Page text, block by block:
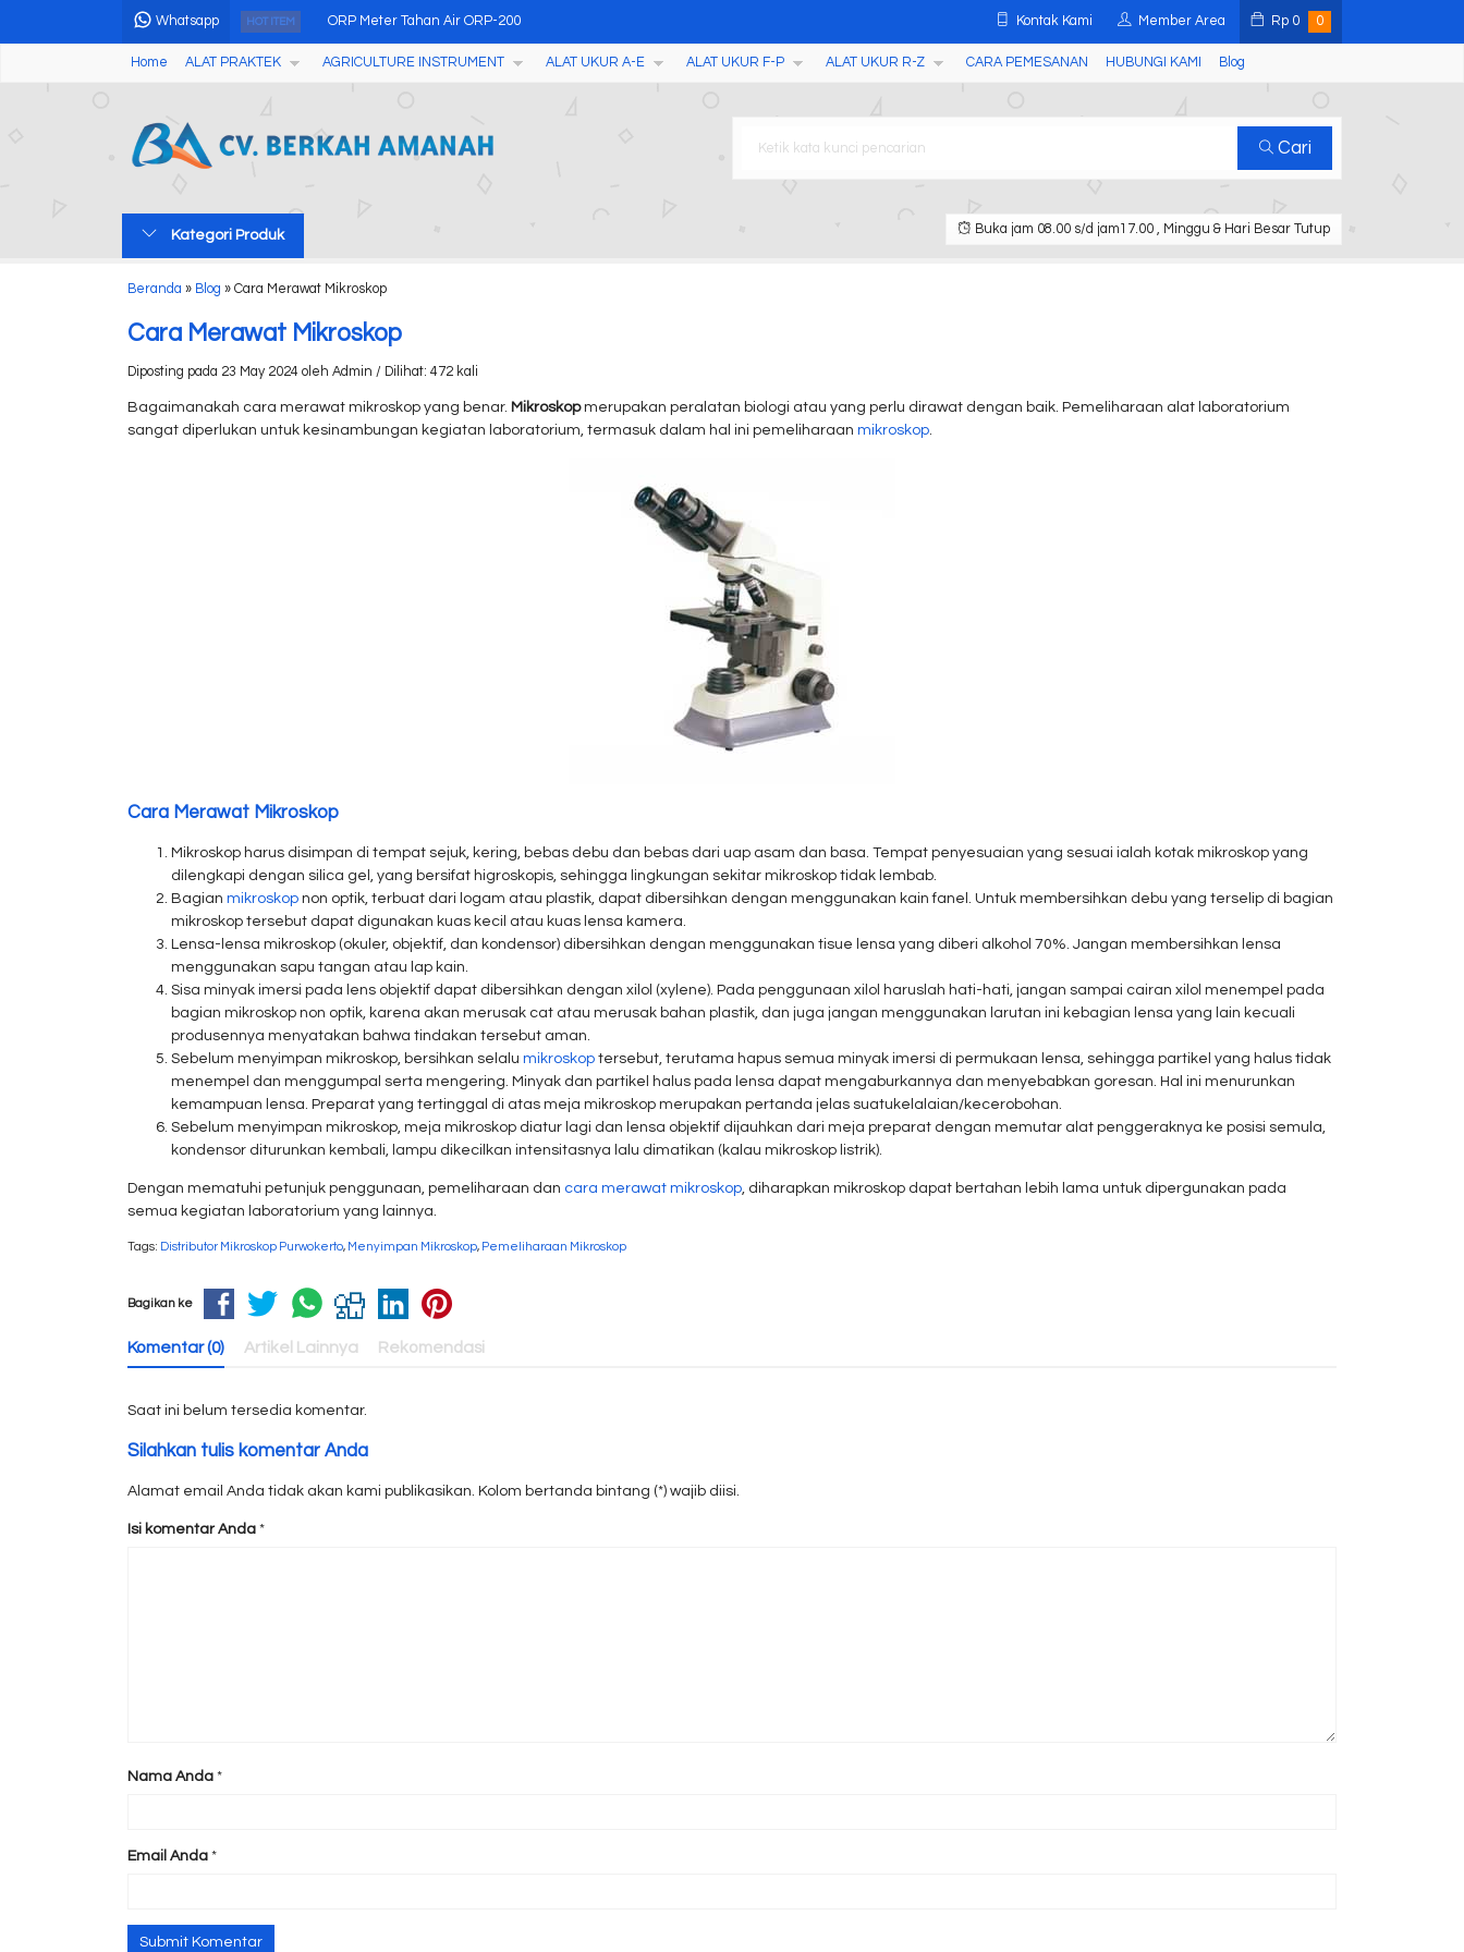
Whatsapp HOT ITEM ORP Meter Tahan Air ORP-200
Micro Spectrophotometer AMS002
Colony Counter AMC-003
Chemical Oxygen Demand Tester (COD) COD-571
Leeb Hardness Tester AMT67D AMT67DL
Kontak Kami Member Area Rp 0 0
Home ALAT PRAKTEK AGRICULTURE INSTRUMENT ALAT UKUR A-E ALAT UKUR F-P ALAT UKUR R-Z CARA PEMESANAN HUBUNGI KAMI Blog
Cari
Kategori Produk Buka jam 08.00 s/d jam17.00 , Minggu & Hari Besar Tutup
Beranda » Blog » Cara Merawat Mikroskop
Cara Merawat Mikroskop
Diposting pada 23 May 2024 oleh Admin / Dilihat: 472 kali
Bagaimanakah cara merawat mikroskop yang benar. Mikroskopmerupakan peralatan biologi atau yang perlu dirawat dengan baik. Pemeliharaan alat laboratorium
sangat diperlukan untuk kesinambungan kegiatan laboratorium, termasuk dalam hal ini pemeliharaan mikroskop.
Cara Merawat Mikroskop
Mikroskop harus disimpan di tempat sejuk, kering, bebas debu dan bebas dari uap asam dan basa. Tempat penyesuaian yang sesuai ialah kotak mikroskop yang
dilengkapi dengan silica gel, yang bersifat higroskopis, sehingga lingkungan sekitar mikroskop tidak lembab.
Bagian mikroskop non optik, terbuat dari logam atau plastik, dapat dibersihkan dengan menggunakan kain fanel. Untuk membersihkan debu yang terselip di bagian
mikroskop tersebut dapat digunakan kuas kecil atau kuas lensa kamera.
Lensa-lensa mikroskop (okuler, objektif, dan kondensor) dibersihkan dengan menggunakan tisue lensa yang diberi alkohol 70%. Jangan membersihkan lensa
menggunakan sapu tangan atau lap kain.
Sisa minyak imersi pada lens objektif dapat dibersihkan dengan xilol (xylene). Pada penggunaan xilol haruslah hati-hati, jangan sampai cairan xilol menempel pada
bagian mikroskop non optik, karena akan merusak cat atau merusak bahan plastik, dan juga jangan menggunakan larutan ini kebagian lensa yang lain kecuali
produsennya menyatakan bahwa tindakan tersebut aman.
Sebelum menyimpan mikroskop, bersihkan selalu mikroskop tersebut, terutama hapus semua minyak imersi di permukaan lensa, sehingga partikel yang halus tidak
menempel dan menggumpal serta mengering. Minyak dan partikel halus pada lensa dapat mengaburkannya dan menyebabkan goresan. Hal ini menurunkan
kemampuan lensa. Preparat yang tertinggal di atas meja mikroskop merupakan pertanda jelas suatukelalaian/kecerobohan.
Sebelum menyimpan mikroskop, meja mikroskop diatur lagi dan lensa objektif dijauhkan dari meja preparat dengan memutar alat penggeraknya ke posisi semula,
kondensor diturunkan kembali, lampu dikecilkan intensitasnya lalu dimatikan (kalau mikroskop listrik).
Dengan mematuhi petunjuk penggunaan, pemeliharaan dan cara merawat mikroskop, diharapkan mikroskop dapat bertahan lebih lama untuk dipergunakan pada
semua kegiatan laboratorium yang lainnya.
Tags: Distributor Mikroskop Purwokerto, Menyimpan Mikroskop, Pemeliharaan Mikroskop
Bagikan ke
Komentar (0) Artikel Lainnya Rekomendasi
Saat ini belum tersedia komentar.
Silahkan tulis komentar Anda
Alamat email Anda tidak akan kami publikasikan. Kolom bertanda bintang (*) wajib diisi.
Isi komentar Anda *
Nama Anda *
Email Anda *